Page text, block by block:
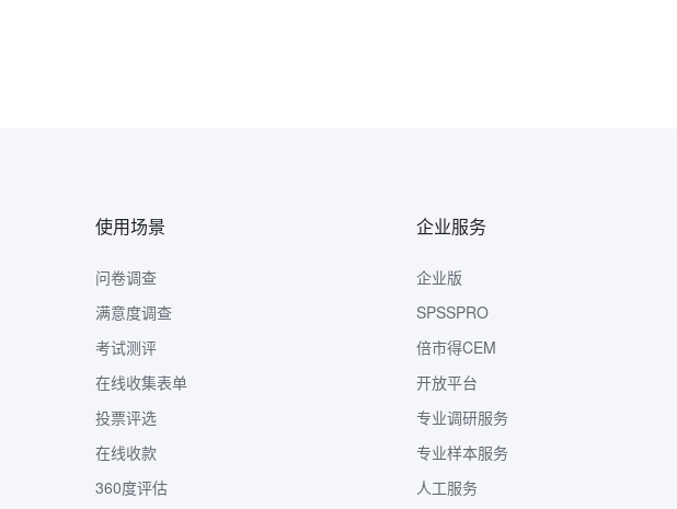
使用场景
问卷调查
满意度调查
考试测评
在线收集表单
投票评选
在线收款
360度评估
企业服务
企业版
SPSSPRO
倍市得CEM
开放平台
专业调研服务
专业样本服务
人工服务